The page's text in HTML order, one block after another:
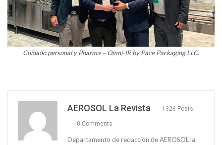
Cuidado personal y Pharma – Omni-IR by Pace Packaging LLC.
AEROSOL La Revista 1326 Posts
0 Comments
Departamento de redacción de AEROSOL la